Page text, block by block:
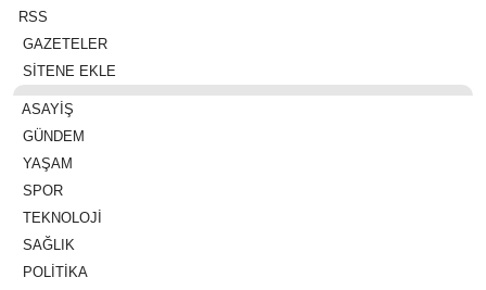
RSS
GAZETELER
SİTENE EKLE
ASAYIŞ
GÜNDEM
YAŞAM
SPOR
TEKNOLOJI
SAĞLIK
POLITIKA